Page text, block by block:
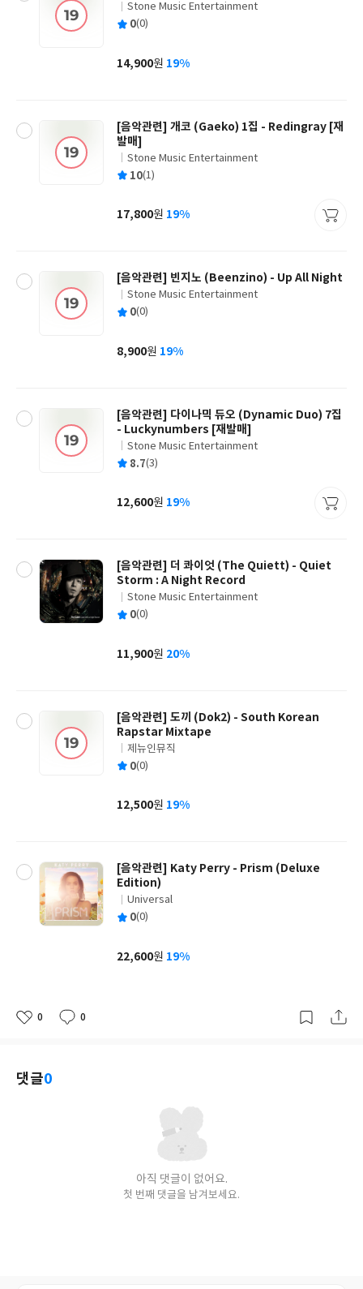
글
쓴
출
사
Stone Music Entertainment
평 0(0)
가
14,900원 19%
[음악관련] 개코 (Gaeko) 1집 - Redingray [재
발매]
글
쓴
출
사
Stone Music Entertainment
평 10(1)
가
17,800원 19%
[음악관련] 빈지노 (Beenzino) - Up All Night
글
쓴
출
사
Stone Music Entertainment
평 0(0)
가
8,900원 19%
[음악관련] 다이나믹 듀오 (Dynamic Duo) 7집
- Luckynumbers [재발매]
글
쓴
출
사
Stone Music Entertainment
평 8.7(3)
가
12,600원 19%
[음악관련] 더 콰이엇 (The Quiett) - Quiet
Storm : A Night Record
글
쓴
출
사
Stone Music Entertainment
평 0(0)
가
11,900원 20%
[음악관련] 도끼 (Dok2) - South Korean
Rapstar Mixtape
글
쓴
출
사
제뉴인뮤직
평 0(0)
가
12,500원 19%
[음악관련] Katy Perry - Prism (Deluxe
Edition)
글
쓴
출
사
Universal
평 0(0)
가
22,600원 19%
좋
0
댓
0
작
댓글0
아직 댓글이 없어요.
첫 번째 댓글을 남겨보세요.